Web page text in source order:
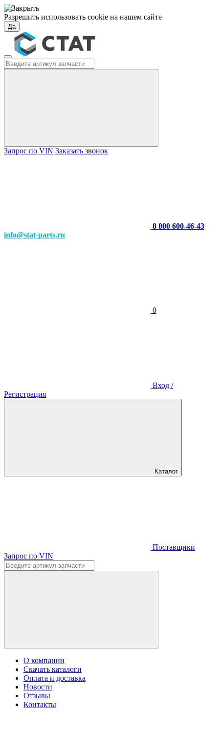
Разрешить использовать cookie на нашем сайте
Да
Запрос по VIN Заказать звонок
8 800 600-46-43
info@stat-parts.ru
0
Вход /
Регистрация
Каталог
Поставщики
Запрос по VIN
О компании
Скачать каталоги
Оплата и доставка
Новости
Отзывы
Контакты